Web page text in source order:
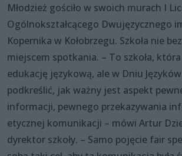
Młodzież gościło w swoich murach I
Ogólnokształcącego Dwujęzycznego
Kopernika w Kołobrzegu. Szkoła nie
miejscem spotkania. – To szkoła,
edukację językową, ale w Dniu
podkreślić, jak ważny jest aspekt
informacji, pewnego przekazywania
etycznej komunikacji – mówi Artur
dyrektor szkoły. – Samo pojęcie fair